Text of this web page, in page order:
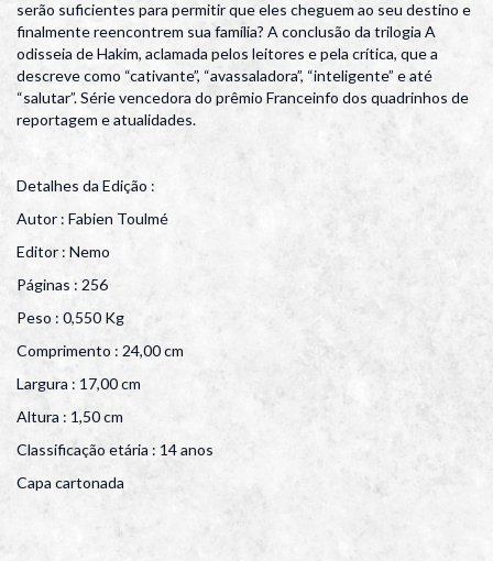
serão suficientes para permitir que eles cheguem ao seu destino e
finalmente reencontrem sua família? A conclusão da trilogia A
odisseia de Hakim, aclamada pelos leitores e pela crítica, que a
descreve como “cativante”, “avassaladora”, “inteligente” e até
“salutar”. Série vencedora do prêmio Franceinfo dos quadrinhos de
reportagem e atualidades.
Detalhes da Edição :
Autor : Fabien Toulmé
Editor : Nemo
Páginas : 256
Peso : 0,550 Kg
Comprimento : 24,00 cm
Largura : 17,00 cm
Altura : 1,50 cm
Classificação etária : 14 anos
Capa cartonada